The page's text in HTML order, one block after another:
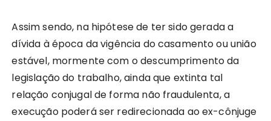
Assim sendo, na hipótese de ter sido gerada a
dívida à época da vigência do casamento ou união
estável, mormente com o descumprimento da
legislação do trabalho, ainda que extinta tal
relação conjugal de forma não fraudulenta, a
execução poderá ser redirecionada ao ex-cônjuge